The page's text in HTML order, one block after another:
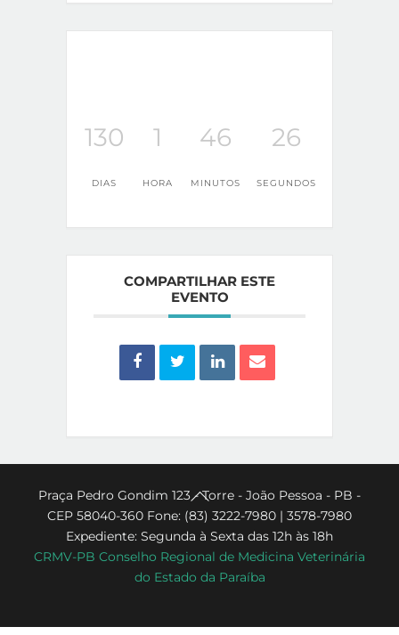
130
DIAS
1
HORA
46
MINUTOS
26
SEGUNDOS
COMPARTILHAR ESTE
EVENTO
Back
To
Top
Praça Pedro Gondim 123 - Torre - João Pessoa - PB -
CEP 58040-360 Fone: (83) 3222-7980 | 3578-7980
Expediente: Segunda à Sexta das 12h às 18h
CRMV-PB Conselho Regional de Medicina Veterinária
do Estado da Paraíba